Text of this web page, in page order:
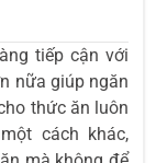
tiếp cận với
nữa giúp ngăn
thức ăn luôn
cách khác,